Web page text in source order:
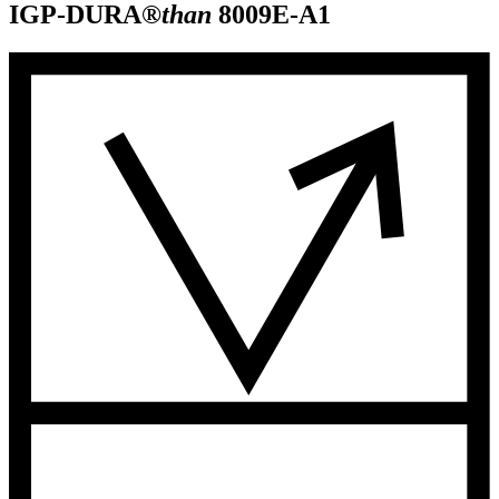
IGP-DURA®than 8009E-A1